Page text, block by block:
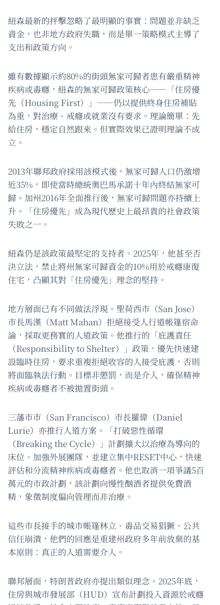
紐森最新的抨擊忽略了最明顯的事實：問題並非缺乏
資金，也非地方政府失職，而是單一策略模式主導了
支出和政策方向。
雖有數據顯示約80%的街頭無家可歸者患有嚴重精神
疾病或毒癮，紐森的無家可歸政策核心——「住房優
先（Housing First）」——仍以提供終身住房補貼
為重，對治療、戒癮或就業沒有要求。理論簡單：先
給住房，穩定自然跟來。但實際效果已證明理論不成
立。
2013年聯邦政府採用該模式後，無家可歸人口仍激增
近35%，即使當時總統奧巴馬承諾十年內終結無家可
歸。加州2016年全面推行後，無家可歸問題亦持續上
升。「住房優先」成為現代歷史上最昂貴的社會政策
失敗之一。
紐森仍是該政策最堅定的支持者。2025年，他甚至否
決立法，禁止將州無家可歸資金的10%用於戒癮康復
住宅，凸顯其對「住房優先」理念的堅持。
地方層面已有不同做法浮現。聖荷西市（San Jose）
市長馬漢（Matt Mahan）拒絕接受人行道帳篷宿命
論，採取更務實的人道政策。他推行的「庇護責任
（Responsibility to Shelter）」政策，優先快速建
設臨時住房，要求重複拒絕收容的人接受庇護，否則
將面臨執法行動。目標非懲罰，而是介入，確保精神
疾病或毒癮者不被拋置街頭。
三藩市市（San Francisco）市長羅偉（Daniel
Lurie）亦推行人道方案。「打破惡性循環
（Breaking the Cycle）」計劃擴大以治療為導向的
床位、加強外展團隊，並建立集中RESET中心，快速
評估和分流精神疾病或毒癮者。他也取消一項爭議5百
萬元的市政計劃，該計劃向慢性酗酒者提供免費酒
精，象徵制度偏向管理而非治療。
這些市長接手的城市帳篷林立、毒品交易猖獗、公共
信任崩潰，他們的回應是重建州政府多年前放棄的基
本原則：真正的人道需要介入。
聯邦層面，特朗普政府亦提出類似理念。2025年底，
住房與城市發展部（HUD）宣布計劃投入資源於戒癮